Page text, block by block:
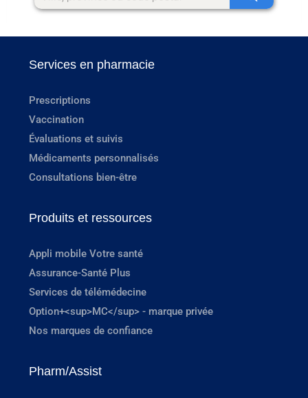
Services en pharmacie
Prescriptions
Vaccination
Évaluations et suivis
Médicaments personnalisés
Consultations bien-être
Produits et ressources
Appli mobile Votre santé
Assurance-Santé Plus
Services de télémédecine
Option+<sup>MC</sup> - marque privée
Nos marques de confiance
Pharm/Assist